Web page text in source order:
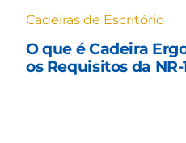
Cadeiras de Escritório
O que é Cadeira
os Requisitos da NR-